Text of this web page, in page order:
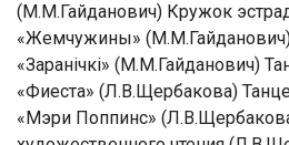
(М.М.Гайданович) Кружок
«Жемчужины» (М.М.Гайданович)
«Заранічкі» (М.М.Гайданович)
«Фиеста» (Л.В.Щербакова)
«Мэри Поппинс»